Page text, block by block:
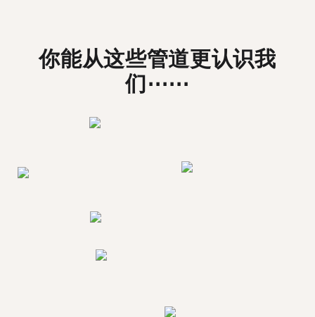
你能从这些管道更认识我
们⋯⋯